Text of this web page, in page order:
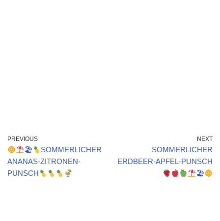
PREVIOUS
🏖
SOMMERLICHER
ANANAS-ZITRONEN-
PUNSCH
NEXT
SOMMERLICHER
ERDBEER-APFEL-PUNSCH
🏖